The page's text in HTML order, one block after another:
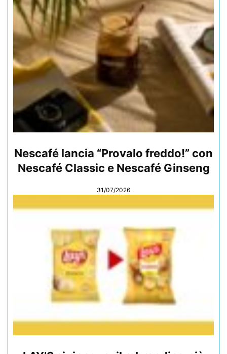
Nescafé lancia “Provalo freddo!” con
Nescafé Classic e Nescafé Ginseng
31/07/2026